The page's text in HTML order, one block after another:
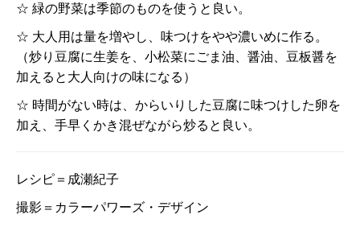
☆ 緑の野菜は季節のものを使うと良い。
☆ 大人用は量を増やし、味つけをやや濃いめに作る。
（炒り豆腐に生姜を、小松菜にごま油、醤油、豆板醤を
加えると大人向けの味になる）
☆ 時間がない時は、からいりした豆腐に味つけした卵を
加え、手早くかき混ぜながら炒ると良い。
レシピ＝成瀬紀子
撮影＝カラーパワーズ・デザイン